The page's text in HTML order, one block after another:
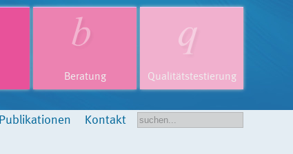
Beratung Qualitätstestierung
Kontakt
Publikationen